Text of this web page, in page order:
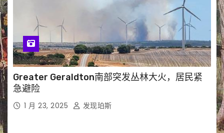
Greater Geraldton南部突发丛林大火，居民紧
急避险
1 月 23, 2025 发现珀斯